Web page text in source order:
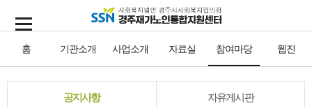
홈 기관소개 사업소개 자료실 참여마당 웹진
공지사항 자유게시판